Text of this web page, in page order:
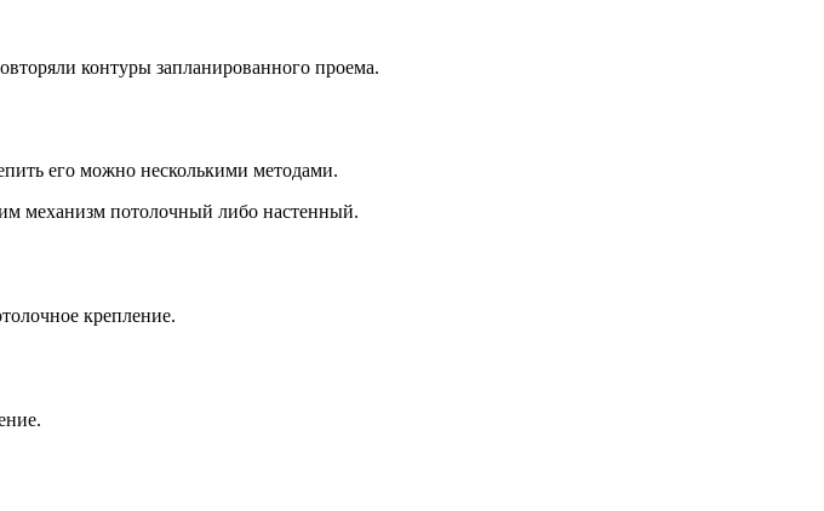
контуры запланированного проема.
его можно несколькими методами.
механизм потолочный либо настенный.
крепление.